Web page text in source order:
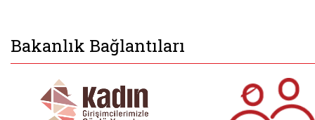
Bakanlık Bağlantıları